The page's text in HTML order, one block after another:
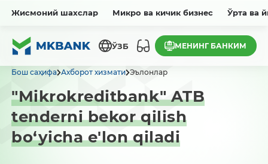
Жисмоний шахслар Микро ва кичик бизнес Ўрта ва
ЎЗБ МЕНИНГ БАНКИМ
Бош саҳифа Ахборот хизмати Эълонлар
"Mikrokreditbank" ATB
tenderni bekor qilish
bo‘yicha e'lon qiladi